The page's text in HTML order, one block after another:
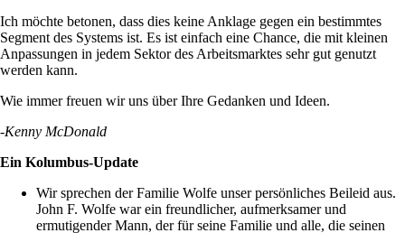
Ich möchte betonen, dass dies keine Anklage gegen ein bestimmtes
Segment des Systems ist. Es ist einfach eine Chance, die mit kleinen
Anpassungen in jedem Sektor des Arbeitsmarktes sehr gut genutzt
werden kann.
Wie immer freuen wir uns über Ihre Gedanken und Ideen.
-Kenny McDonald
Ein Kolumbus-Update
Wir sprechen der Familie Wolfe unser persönliches Beileid aus.
John F. Wolfe war ein freundlicher, aufmerksamer und
ermutigender Mann, der für seine Familie und alle, die seinen